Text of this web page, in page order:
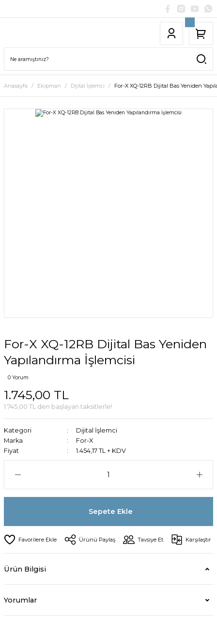
Anasayfa Ekipman Dijital İşlemci For-X XQ-12RB Dijital Bas Yeniden
For-X XQ-12RB Dijital Bas Yeniden
Yapılandırma İşlemcisi
0 Yorum
1.745,00 TL
1.745,00 TL den başlayan taksitlerle!
Kategori
Dijital İşlemci
Marka
For-X
Fiyat
1.454,17 TL + KDV
Sepete Ekle
Ürünü Paylaş Tavsiye Et Karşılaştır
Ürün Bilgisi
Yorumlar